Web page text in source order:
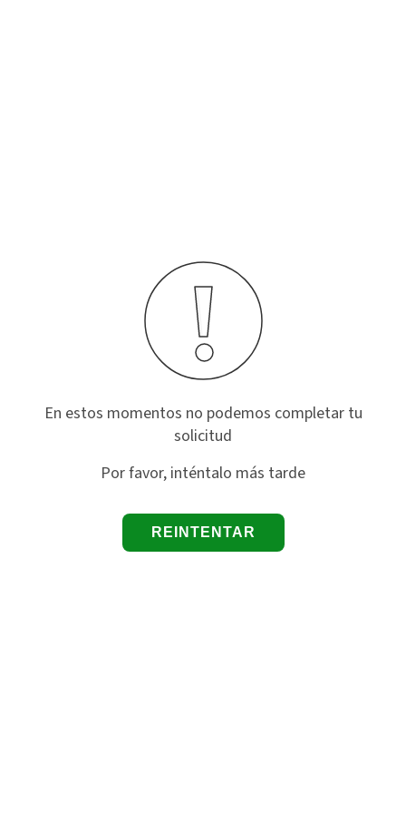
En estos momentos no podemos completar tu
solicitud
Por favor, inténtalo más tarde
REINTENTAR